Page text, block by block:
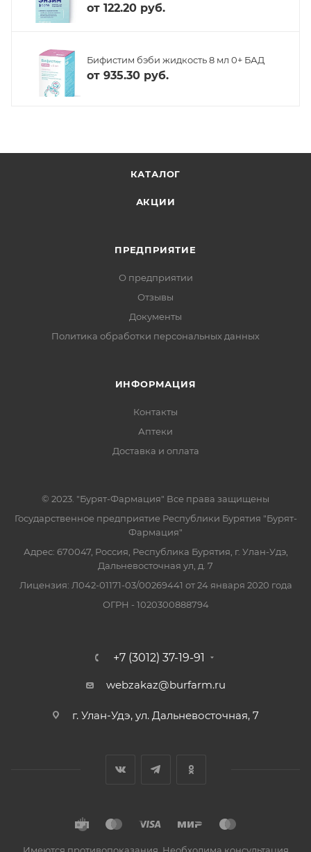
от 122.20 руб.
Бифистим бэби жидкость 8 мл 0+ БАД
от 935.30 руб.
КАТАЛОГ
АКЦИИ
ПРЕДПРИЯТИЕ
О предприятии
Отзывы
Документы
Политика обработки персональных данных
ИНФОРМАЦИЯ
Контакты
Аптеки
Доставка и оплата
© 2023. "Бурят-Фармация" Все права защищены
Государственное предприятие Республики Бурятия "Бурят-
Фармация"
Адрес: 670047, Россия, Республика Бурятия, г. Улан-Удэ,
Дальневосточная ул, д. 7
Лицензия: Л042-01171-03/00269441 от 24 января 2020 года
ОГРН - 1020300888794
+7 (3012) 37-19-91
webzakaz@burfarm.ru
г. Улан-Удэ, ул. Дальневосточная, 7